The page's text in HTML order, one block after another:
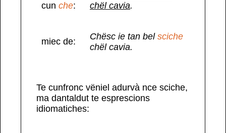
cun che:
chël cavia.
miec de: Chësc ie tan bel sciche
chël cavia.
Te cunfronc vëniel adurvà nce sciche,
ma dantaldut te esprescions
idiomatiches: